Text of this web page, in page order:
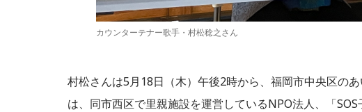
カウンターテナー歌手・村松稔之さん
村松さんは5月18日（木）午後2時から、福岡市中央区の
は、同市西区で里親施設を運営しているNPO法人、「